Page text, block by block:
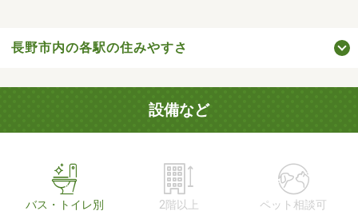
長野市内の各駅の住みやすさ
設備など
バス・トイレ別 2階以上 ペット相談可